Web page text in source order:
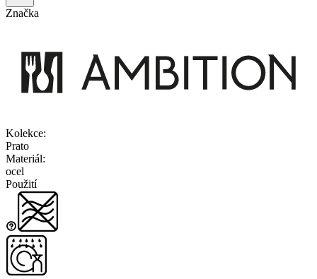
Značka
Kolekce:
Prato
Materiál:
ocel
Použití